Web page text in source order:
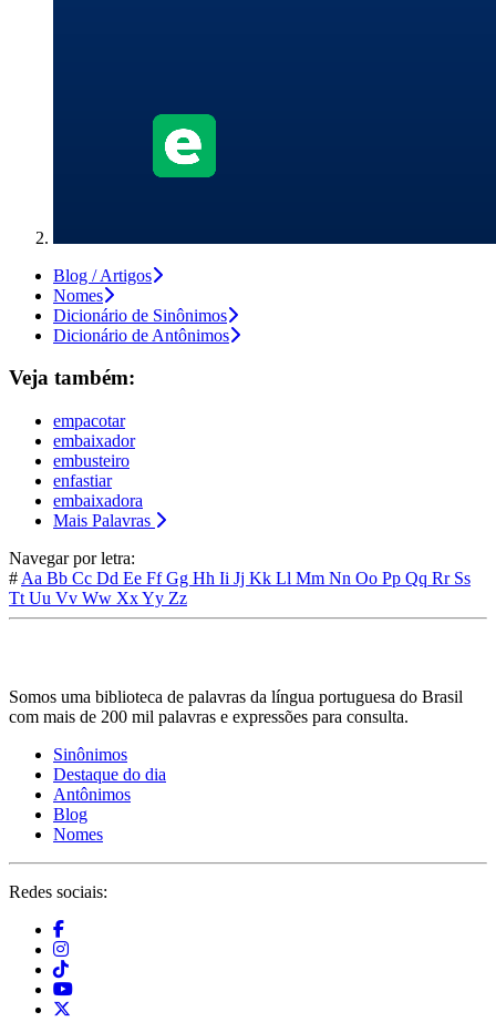
Blog / Artigos
Nomes
Dicionário de Sinônimos
Dicionário de Antônimos
Veja também:
empacotar
embaixador
embusteiro
enfastiar
embaixadora
Mais Palavras
Navegar por letra:
# Aa Bb Cc Dd Ee FfGg Hh Ii Jj Kk Ll Mm Nn Oo Pp Qq Rr Ss
Tt Uu Vv Ww XxYy Zz
Somos uma biblioteca de palavras da língua portuguesa do Brasil
com mais de 200 mil palavras e expressões para consulta.
Sinônimos
Destaque do dia
Antônimos
Blog
Nomes
Redes sociais: